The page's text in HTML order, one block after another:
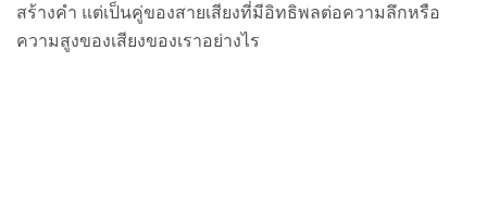
สร้างคำ แต่เป็นคู่ของสายเสียงที่มีอิทธิพลต่อความลึกหรือ
ความสูงของเสียงของเราอย่างไร